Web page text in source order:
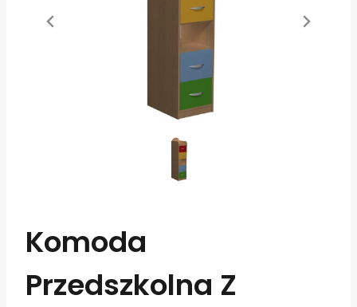
Komoda
Przedszkolna Z